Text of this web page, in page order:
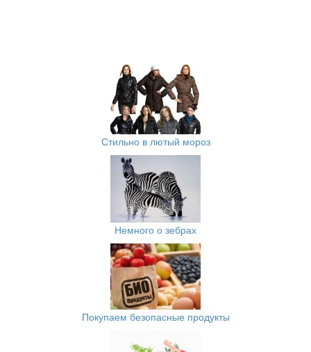
Стильно в лютый мороз
Немного о зебрах
Покупаем безопасные продукты